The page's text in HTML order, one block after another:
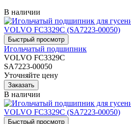
В наличии
Игольчатый подшипник
VOLVO FC3329C
SA7223-00050
Уточняйте цену
В наличии